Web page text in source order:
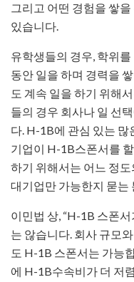
그리고 어떤 경험을 쌓
있습니다.
유학생들의 경우, 학위
동안 일을 하며 경력을
도 계속 일을 하기 위해
들의 경우 회사나 일 선
다. H-1B에 관심 있는 많
기업이 H-1B스폰서를
하기 위해서는 어느 정
대기업만 가능한지 묻는
이민법 상, “H-1B 스폰
는 않습니다. 회사 규모
도 H-1B 스폰서는 가능
에 H-1B수속비가 더 저